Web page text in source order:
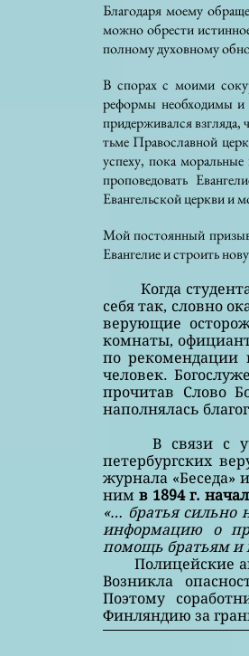
Благодаря моему
можно обрести
полному духовному
В спорах с моими
реформы необходимы и
придерживался
тьме Православной
успеху, пока
проповедовать
Евангельской церкви
Мой постоянный
Евангелие и строить
Когда студента
себя так, словно
верующие
комнаты,
по рекомендации
человек.
прочитав Слово
наполнялась
В связи с
петербургских
журнала «Беседа»
ним в 1894 г.
«… братья сильно
информацию о
помощь братьям и
Полицейские
Возникла
Поэтому
Финляндию за